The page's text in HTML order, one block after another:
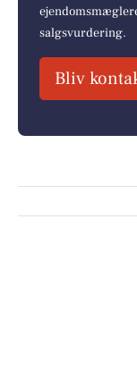
salgsvurdering.
Bliv